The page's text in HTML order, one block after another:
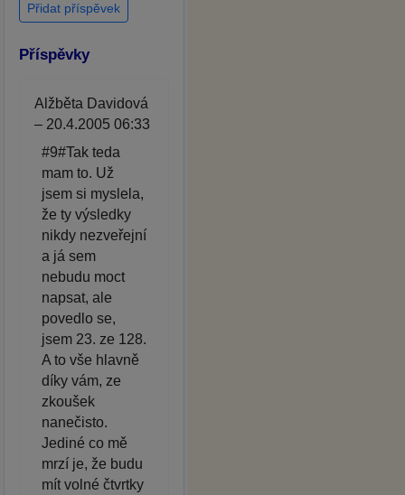
Přidat příspěvek
Příspěvky
Alžběta Davidová
– 20.4.2005 06:33
#9#Tak teda
mam to. Už
jsem si myslela,
že ty výsledky
nikdy nezveřejní
a já sem
nebudu moct
napsat, ale
povedlo se,
jsem 23. ze 128.
A to vše hlavně
díky vám, ze
zkoušek
nanečisto.
Jediné co mě
mrzí je, že budu
mít volné čtvrtky